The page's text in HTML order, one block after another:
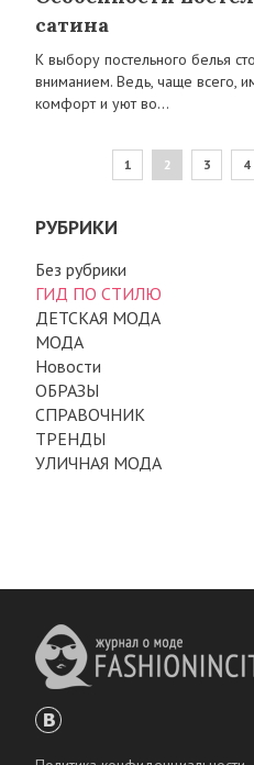
сатина
К выбору постельного белья
вниманием. Ведь, чаще всего,
комфорт и уют во…
1 2 3 4
РУБРИКИ
Без рубрики
ГИД ПО СТИЛЮ
ДЕТСКАЯ МОДА
МОДА
Новости
ОБРАЗЫ
СПРАВОЧНИК
ТРЕНДЫ
УЛИЧНАЯ МОДА